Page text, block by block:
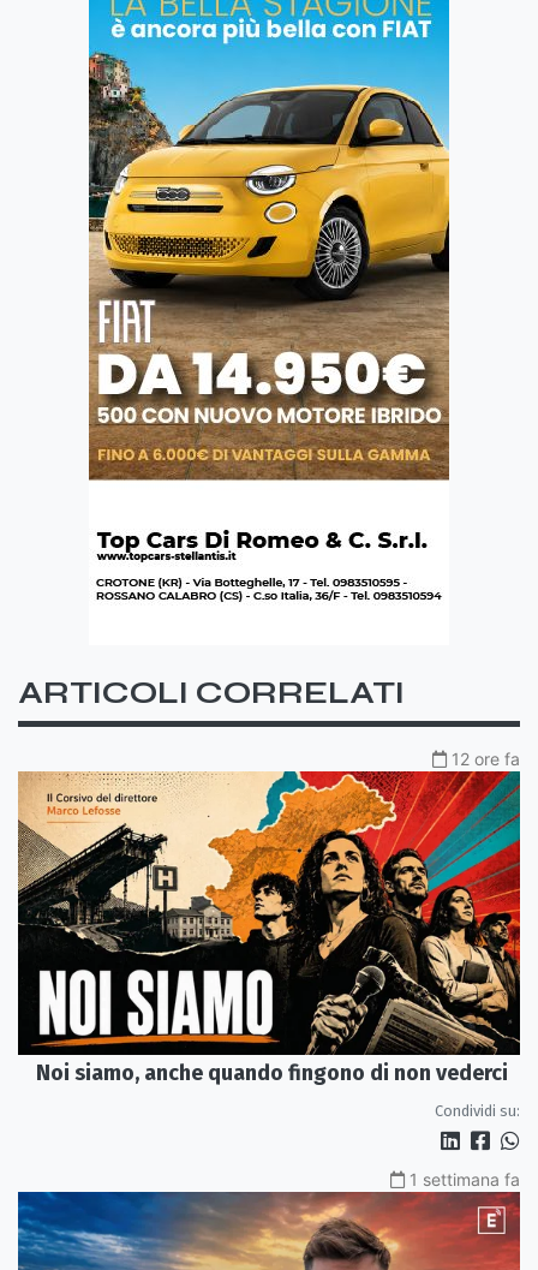
ARTICOLI CORRELATI
12 ore fa
Noi siamo, anche quando fingono di non vederci
Condividi su:
1 settimana fa